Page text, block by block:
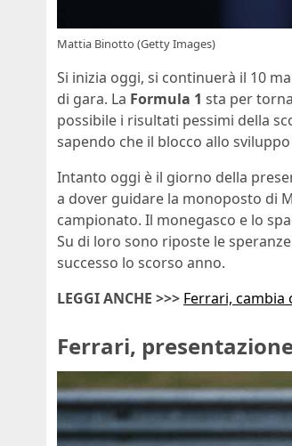
Mattia Binotto (Getty Images)
Si inizia oggi, si continuerà il 10
di gara. La Formula 1 sta per
possibile i risultati pessimi della
sapendo che il blocco allo
Intanto oggi è il giorno della
a dover guidare la monoposto di
campionato. Il monegasco e lo
Su di loro sono riposte le
successo lo scorso anno.
LEGGI ANCHE >>> Ferrari, cambia
Ferrari,